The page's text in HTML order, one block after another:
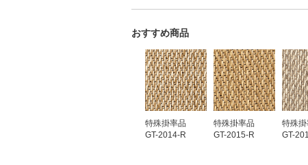
おすすめ商品
特殊掛率品
GT-2014-R
特殊掛率品
GT-2015-R
特殊掛
GT-